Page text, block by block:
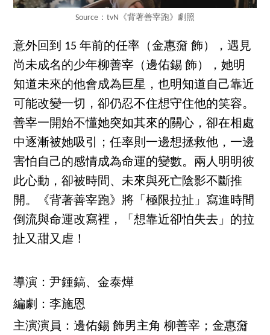
Source：tvN《背著善宰跑》劇照
意外回到 15 年前的任率（金惠奫 飾），遇見
尚未成名的少年柳善宰（邊佑錫 飾），她明
知道未來的他會成為巨星，也明知道自己靠近
可能改變一切，卻仍忍不住想守住他的笑容。
善宰一開始不懂她突如其來的關心，卻在相處
中逐漸被她吸引；任率則一邊想拯救他，一邊
害怕自己的感情成為命運的變數。兩人明明彼
此心動，卻被時間、未來與死亡陰影不斷推
開。《背著善宰跑》將「極限拉扯」寫進時間
倒流與命運改寫裡，「想靠近卻怕失去」的拉
扯又甜又虐！
導演：尹鍾鎬、金泰燁
編劇：李施恩
主演演員：邊佑錫 飾男主角 柳善宰；金惠奫